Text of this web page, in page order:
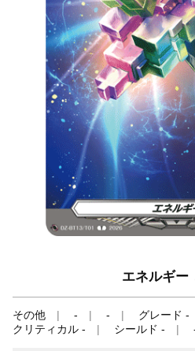
エネルギー
その他 - - グレード -
クリティカル -
シールド -